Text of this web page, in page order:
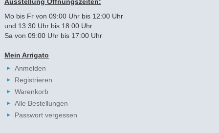
Mo bis Fr von 09:00 Uhr bis 12:00 Uhr
und 13:30 Uhr bis 18:00 Uhr
Sa von 09:00 Uhr bis 17:00 Uhr
Mein Arrigato
Anmelden
Registrieren
Warenkorb
Alle Bestellungen
Passwort vergessen